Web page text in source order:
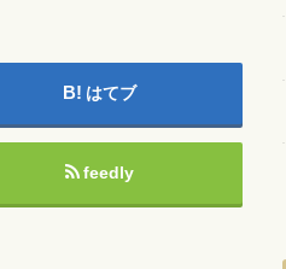
はてブ
feedly